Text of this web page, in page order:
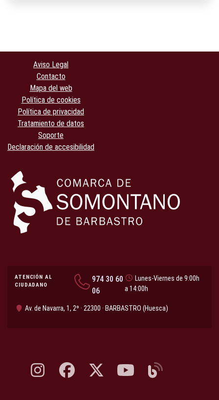
Aviso Legal
Contacto
Mapa del web
Política de cookies
Política de privacidad
Tratamiento de datos
Soporte
Declaración de accesibilidad
ATENCIÓN AL
CIUDADANO
974 30 60
06
Lunes-Viernes de 9:00h
a 14:00h
Av. de Navarra, 1, 2º · 22300 · BARBASTRO (Huesca)
Instagram, abre en nueva pestaña
Facebook, abre en nueva pestaña
X, antes Twitter, abre en nueva pestaña
YouTube, abre en nueva
Blog, abre en nueva